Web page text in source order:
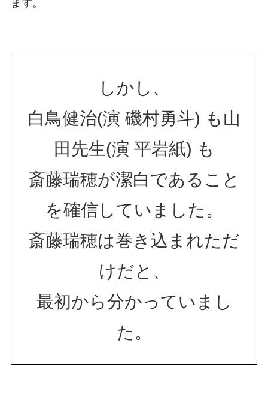
ます。
しかし、
白鳥健治(演 磯村勇斗) も山
田先生(演 平岩紙) も
斎藤瑞穂が潔白であること
を確信していました。
斎藤瑞穂は巻き込まれただ
けだと、
最初から分かっていまし
た。